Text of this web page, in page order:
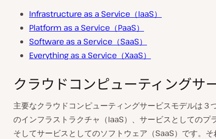
Infrastructure as a Service（IaaS）
Platform as a Service（PaaS）
Software as a Service（SaaS）
Everything as a Service（XaaS）
クラウドコンピューティングサ
主要なクラウドコンピューティングサービスモデルは３
のインフラストラクチャ（IaaS）、サービスとしてのプ
そしてサービスとしてのソフトウェア（SaaS）です。